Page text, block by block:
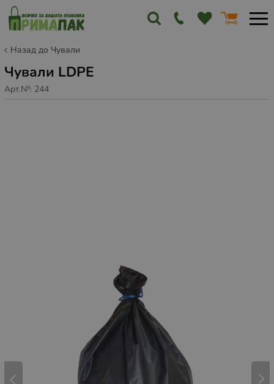
Назад до Чували
Чували LDPE
Арт.№: 244